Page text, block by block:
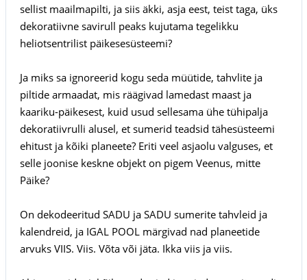
sellist maailmapilti, ja siis äkki, asja eest, teist taga, üks
dekoratiivne savirull peaks kujutama tegelikku
heliotsentrilist päikesesüsteemi?
Ja miks sa ignoreerid kogu seda müütide, tahvlite ja
piltide armaadat, mis räägivad lamedast maast ja
kaariku-päikesest, kuid usud sellesama ühe tühipalja
dekoratiivrulli alusel, et sumerid teadsid tähesüsteemi
ehitust ja kõiki planeete? Eriti veel asjaolu valguses, et
selle joonise keskne objekt on pigem Veenus, mitte
Päike?
On dekodeeritud SADU ja SADU sumerite tahvleid ja
kalendreid, ja IGAL POOL märgivad nad planeetide
arvuks VIIS. Viis. Võta või jäta. Ikka viis ja viis.